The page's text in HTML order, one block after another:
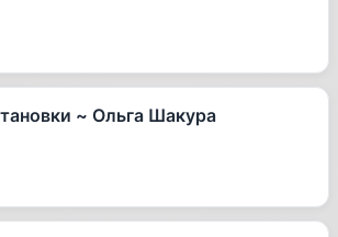
~ Ольга Шакура